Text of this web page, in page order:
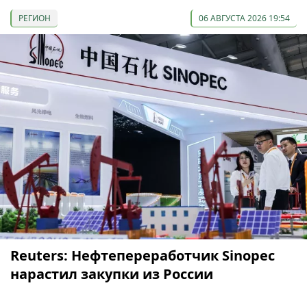
РЕГИОН 06 АВГУСТА 2026 19:54
Reuters: Нефтепереработчик Sinopec
нарастил закупки из России